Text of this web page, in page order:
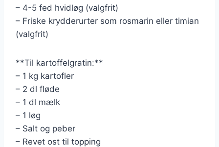
– 4-5 fed hvidløg (valgfrit)
– Friske krydderurter som rosmarin eller timian
(valgfrit)
**Til kartoffelgratin:**
– 1 kg kartofler
– 2 dl fløde
– 1 dl mælk
– 1 løg
– Salt og peber
– Revet ost til topping